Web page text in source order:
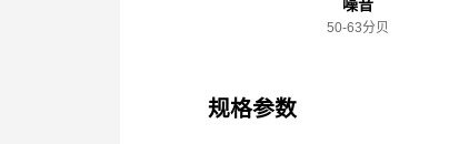
噪音
50-63分贝
规格参数